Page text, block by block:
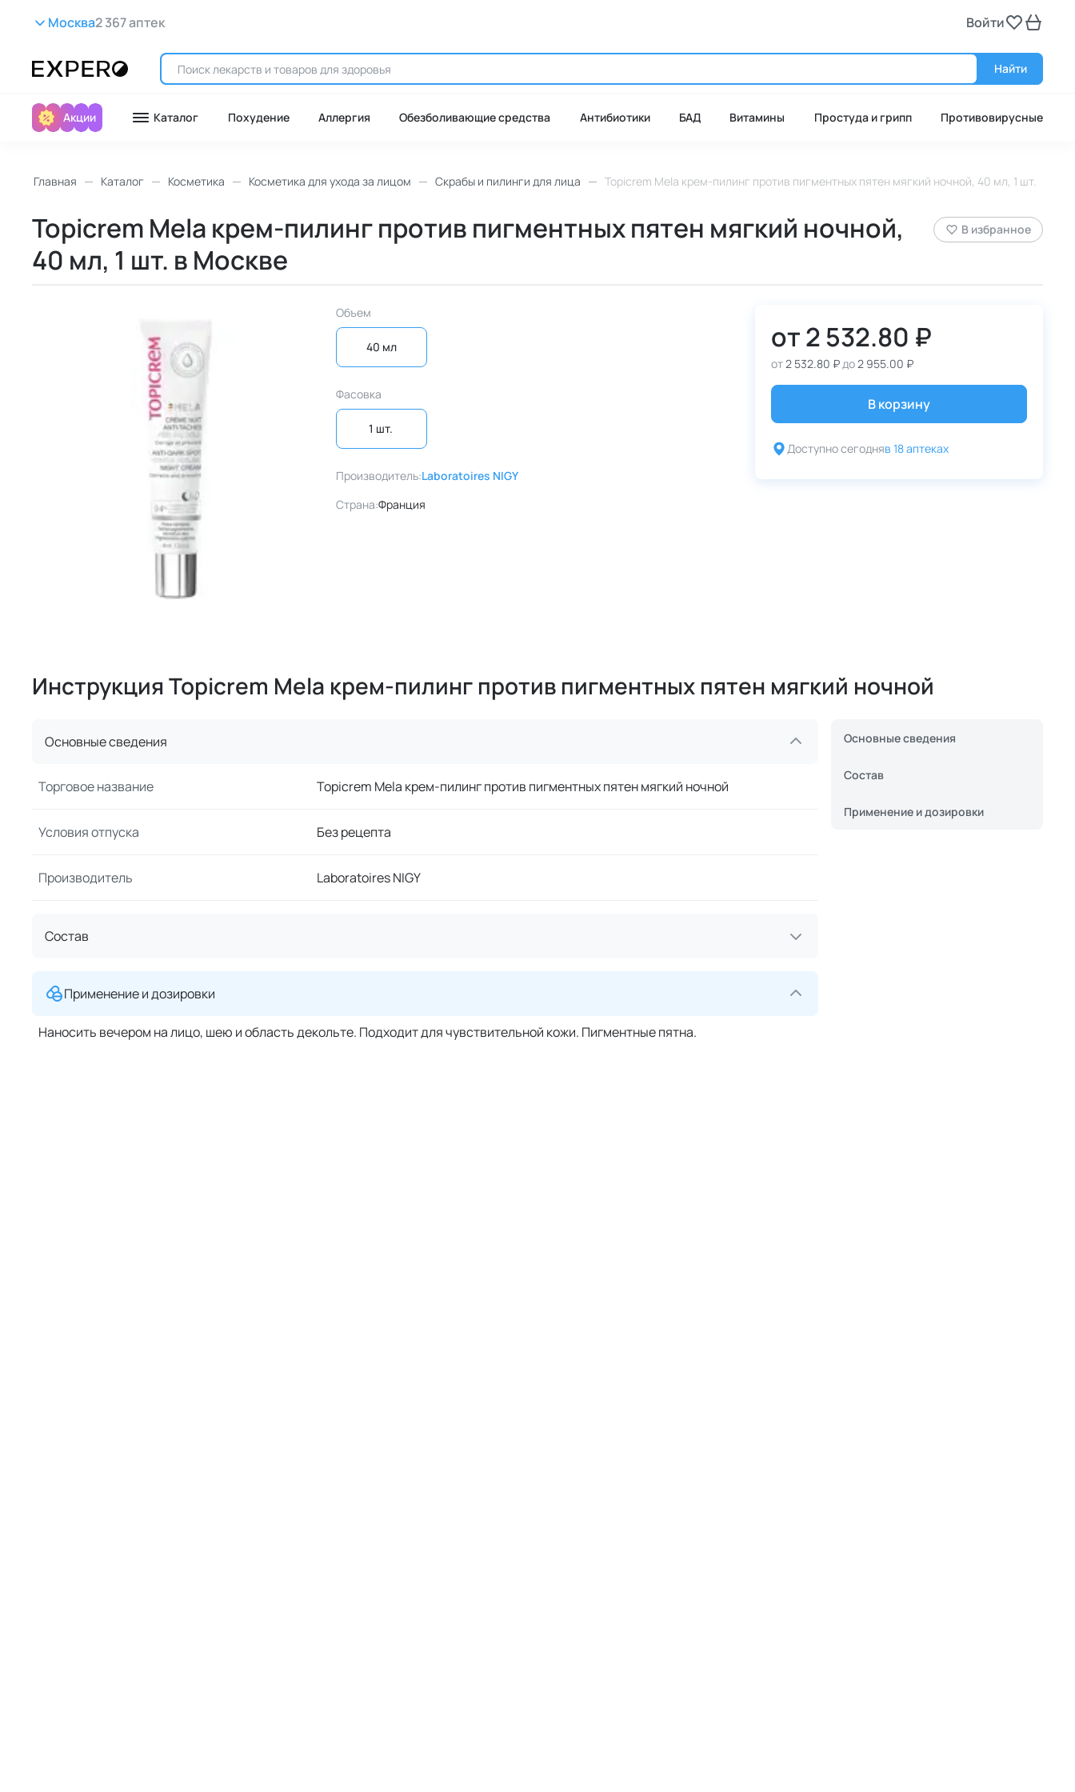
Москва2 367 аптек Войти
Найти
Акции Каталог Похудение Аллергия Обезболивающие средства Антибиотики БАД Витамины Простуда и грипп Противовирусные
Главная Каталог Косметика Косметика для ухода за лицом Скрабы и пилинги для лица Topicrem Mela крем-пилинг против пигментных пятен мягкий ночной, 40 мл, 1 шт.
Topicrem Mela крем-пилинг против пигментных пятен мягкий ночной,
40 мл, 1 шт. в Москве
В избранное
Объем
40 мл
Фасовка
1 шт.
Производитель:Laboratoires NIGY
Страна:Франция
от2 532.80 ₽
от2 532.80 ₽до2 955.00 ₽
В корзину
Доступно сегодняв 18 аптеках
Инструкция Topicrem Mela крем-пилинг против пигментных пятен мягкий ночной
Основные сведения
Торговое название Topicrem Mela крем-пилинг против пигментных пятен мягкий ночной
Условия отпуска Без рецепта
Производитель Laboratoires NIGY
Состав
Применение и дозировки
Наносить вечером на лицо, шею и область декольте. Подходит для чувствительной кожи. Пигментные пятна.
Основные сведения
Состав
Применение и дозировки